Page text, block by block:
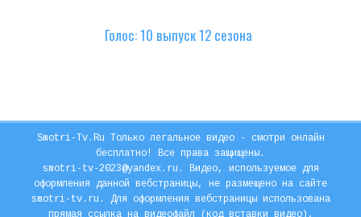
Голос: 10 выпуск 12 сезона
Smotri-Tv.Ru Только легальное видео - смотри онлайн
бесплатно! Все права защищены.
smotri-tv-2023@yandex.ru. Видео, используемое для
оформления данной вебстраницы, не размещено на сайте
smotri-tv.ru. Для оформления вебстраницы использована